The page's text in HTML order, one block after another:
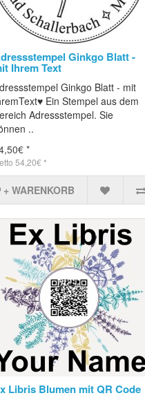
Ginkgo Blatt -
Ihrem Text
Ginkgo Blatt - mit
Ein Stempel aus dem
Adressstempel. Sie
..
*
54,20€ *
+ WARENKORB
Libris Blumen mit QR Code